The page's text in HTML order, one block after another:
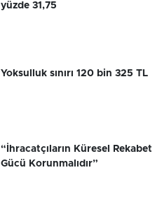
yüzde 31,75
Yoksulluk sınırı 120 bin 325 TL
“İhracatçıların Küresel Rekabet
Gücü Korunmalıdır”